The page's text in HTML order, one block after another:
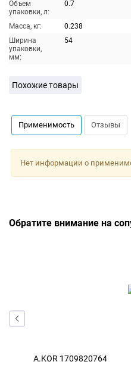
Объем
упаковки, л:
0.7
Масса, кг:
0.238
Ширина
упаковки,
мм:
54
Похожие товары
Применимость Отзывы
Нет информации о
Обратите внимание на
A.KOR 1709820764